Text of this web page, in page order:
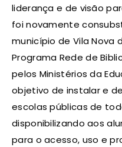
liderança e de visão
foi novamente
município de Vila Nova
Programa Rede de
pelos Ministérios da
objetivo de instalar e
escolas públicas de
disponibilizando aos
para o acesso, uso e